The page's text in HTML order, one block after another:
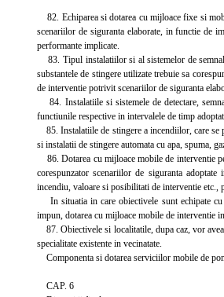
82. Echiparea si dotarea cu mijloace fixe si
scenariilor de siguranta elaborate, in functie de
performante implicate.
83. Tipul instalatiilor si al sistemelor de
substantele de stingere utilizate trebuie sa
de interventie potrivit scenariilor de siguranta
84. Instalatiile si sistemele de detectare,
functiunile respective in intervalele de timp
85. Instalatiile de stingere a incendiilor, care se
si instalatii de stingere automata cu apa, spuma,
86. Dotarea cu mijloace mobile de interventie
corespunzator scenariilor de siguranta
incendiu, valoare si posibilitati de interventie etc.,
In situatia in care obiectivele sunt echipate cu
impun, dotarea cu mijloace mobile de interventie
87. Obiectivele si localitatile, dupa caz, vor
specialitate existente in vecinatate.
Componenta si dotarea serviciilor mobile de
CAP. 6